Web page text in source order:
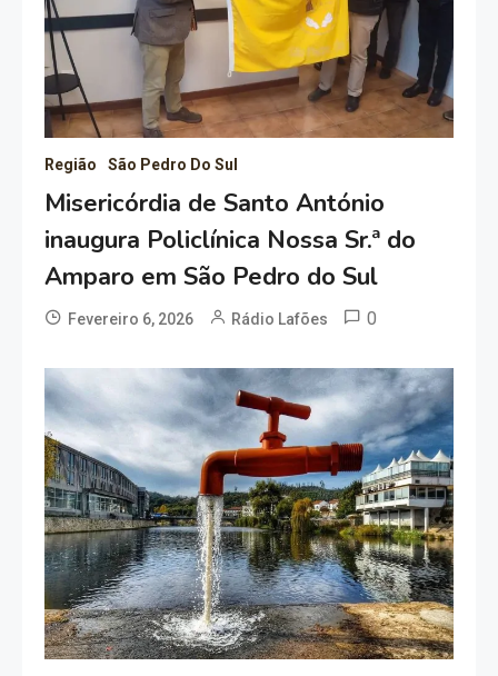
Região São Pedro Do Sul
Misericórdia de Santo António
inaugura Policlínica Nossa Sr.ª do
Amparo em São Pedro do Sul
Fevereiro 6, 2026 Rádio Lafões 0